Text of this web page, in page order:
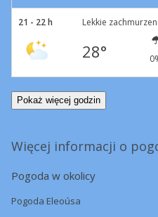
21 - 22 h Lekkie
28°
Pokaż więcej godzin
Więcej informacji o
Pogoda w okolicy
Pogoda Eleoúsa